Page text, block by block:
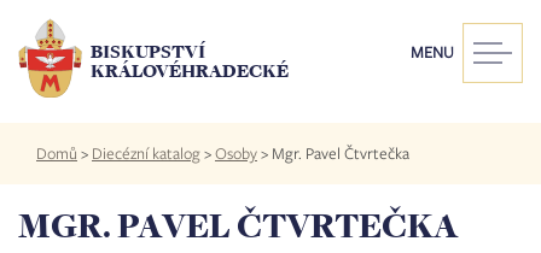
hlavnímu
obsahu
BISKUPSTVÍ
KRÁLOVÉHRADECKÉ
MENU
Drobečková
navigace
Domů > Diecézní katalog>Osoby> Mgr. Pavel Čtvrtečka
MGR. PAVEL ČTVRTEČKA